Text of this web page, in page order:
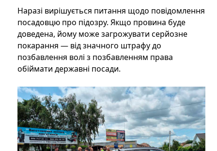
Наразі вирішується питання щодо повідомлення
посадовцю про підозру. Якщо провина буде
доведена, йому може загрожувати серйозне
покарання — від значного штрафу до
позбавлення волі з позбавленням права
обіймати державні посади.